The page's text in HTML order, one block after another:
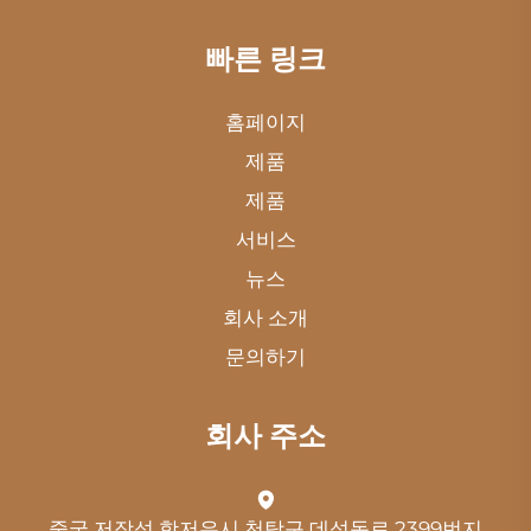
빠른 링크
홈페이지
제품
제품
서비스
뉴스
회사 소개
문의하기
회사 주소